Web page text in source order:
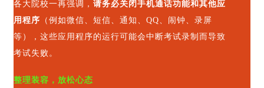
各大院校一再强调， 请务必关闭手机通话功能和其他应
用程序 （例如微信、短信、通知、QQ、闹钟、录屏
等），这些应用程序的运行可能会中断考试录制而导致
考试失败。
整理装容，放松心态